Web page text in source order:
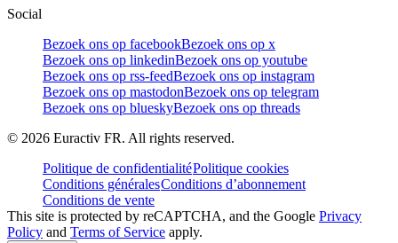
Social
Bezoek ons op facebookBezoek ons op x
Bezoek ons op linkedinBezoek ons op youtube
Bezoek ons op rss-feedBezoek ons op instagram
Bezoek ons op mastodonBezoek ons op telegram
Bezoek ons op blueskyBezoek ons op threads
© 2026 Euractiv FR. All rights reserved.
Politique de confidentialitéPolitique cookies
Conditions généralesConditions d’abonnement
Conditions de vente
This site is protected by reCAPTCHA, and the Google Privacy
Policy and Terms of Service apply.